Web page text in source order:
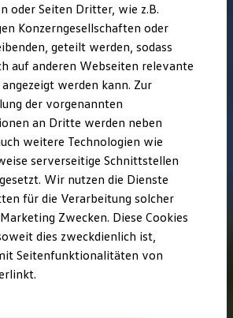
Kollektion
Drop
Ersatzteile
und HU/AU
und Checks
und Flüssigkeiten
und Reifen
und Unfallhilfe
Service
Teile
Zubehör
oder Seiten Dritter, wie z.B.
Konzerngesellschaften oder
geteilt werden, sodass
auf anderen Webseiten relevante
werden kann. Zur
der vorgenannten
an Dritte werden neben
weitere Technologien wie
serverseitige Schnittstellen
Wir nutzen die Dienste
für die Verarbeitung solcher
Zwecken. Diese Cookies
dies zweckdienlich ist,
Seitenfunktionalitäten von